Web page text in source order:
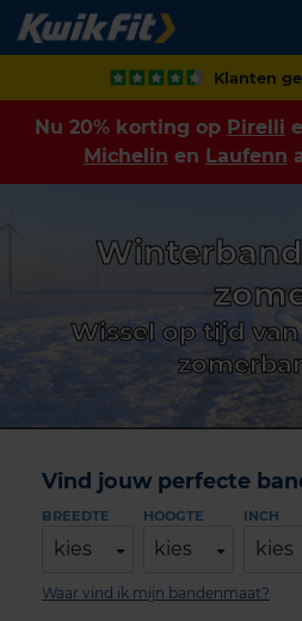
Klanten
Nu 20% korting op Pirelli
Michelin en Laufenn
Wissel op tijd
Vind jouw perfecte
BREEDTE
kies
HOOGTE
kies
INCH
kies
Waar vind ik mijn bandenmaat?